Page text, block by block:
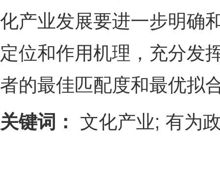
化产业发展要进一步明确
定位和作用机理，充分发
者的最佳匹配度和最优拟
关键词：
文化产业; 有为